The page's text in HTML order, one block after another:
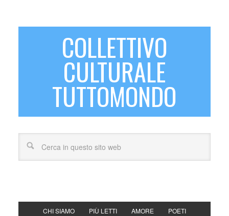
COLLETTIVO
CULTURALE
TUTTOMONDO
CHI SIAMO PIÙ LETTI AMORE POETI